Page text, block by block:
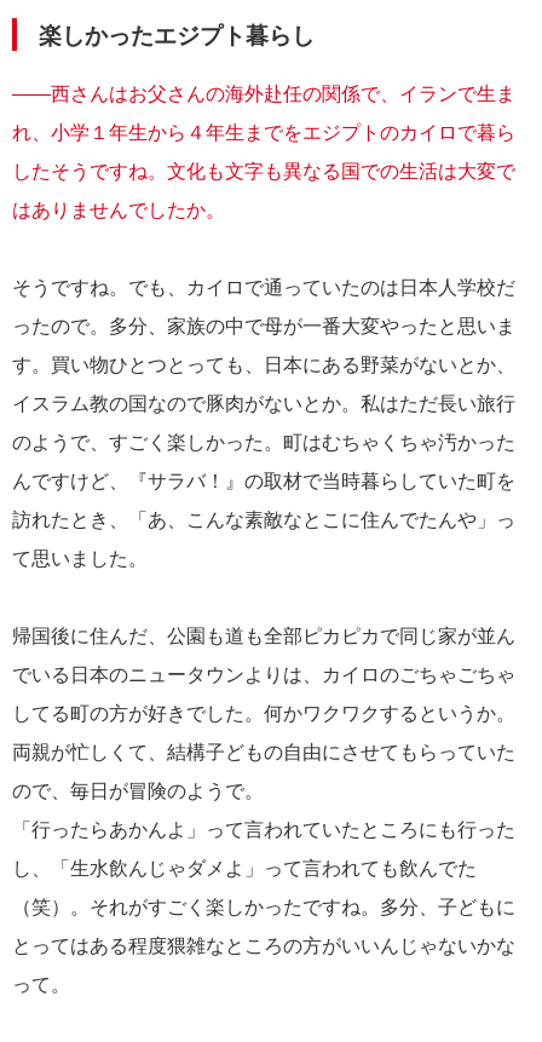
楽しかったエジプト暮らし
――西さんはお父さんの海外赴任の関係で、イランで生ま
れ、小学１年生から４年生までをエジプトのカイロで暮ら
したそうですね。文化も文字も異なる国での生活は大変で
はありませんでしたか。
そうですね。でも、カイロで通っていたのは日本人学校だ
ったので。多分、家族の中で母が一番大変やったと思いま
す。買い物ひとつとっても、日本にある野菜がないとか、
イスラム教の国なので豚肉がないとか。私はただ長い旅行
のようで、すごく楽しかった。町はむちゃくちゃ汚かった
んですけど、『サラバ！』の取材で当時暮らしていた町を
訪れたとき、「あ、こんな素敵なとこに住んでたんや」っ
て思いました。
帰国後に住んだ、公園も道も全部ピカピカで同じ家が並ん
でいる日本のニュータウンよりは、カイロのごちゃごちゃ
してる町の方が好きでした。何かワクワクするというか。
両親が忙しくて、結構子どもの自由にさせてもらっていた
ので、毎日が冒険のようで。
「行ったらあかんよ」って言われていたところにも行った
し、「生水飲んじゃダメよ」って言われても飲んでた
（笑）。それがすごく楽しかったですね。多分、子どもに
とってはある程度猥雑なところの方がいいんじゃないかな
って。